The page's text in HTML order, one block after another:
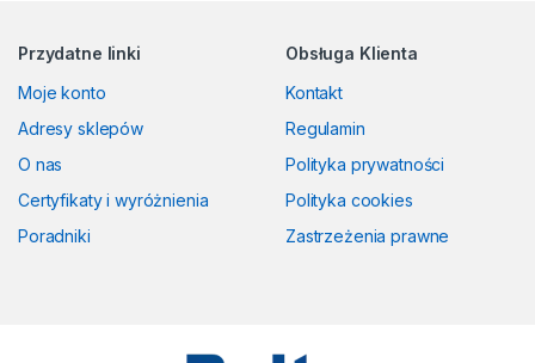
Przydatne linki
Moje konto
Adresy sklepów
O nas
Certyfikaty i wyróżnienia
Poradniki
Obsługa Klienta
Kontakt
Regulamin
Polityka prywatności
Polityka cookies
Zastrzeżenia prawne